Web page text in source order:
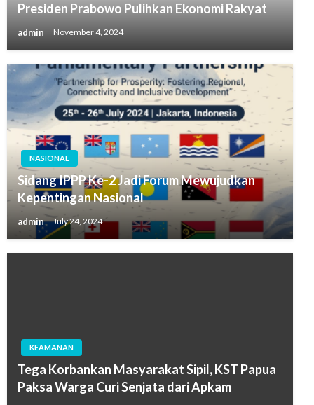
Presiden Prabowo Pulihkan Ekonomi Rakyat
admin November 4, 2024
NASIONAL
Sidang IPPP Ke-2 Jadi Forum Mewujudkan
Kepentingan Nasional
admin July 24, 2024
KEAMANAN
Tega Korbankan Masyarakat Sipil, KST Papua
Paksa Warga Curi Senjata dari Apkam